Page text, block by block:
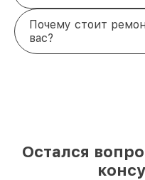
Почему стоит
вас?
Остался